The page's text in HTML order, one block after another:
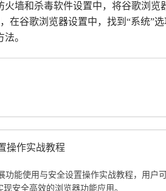
墙和杀毒软件设置中，将谷歌浏览
在谷歌浏览器设置中，找到“系统”
。
操作实战教程
功能使用与安全设置操作实战教程，用户
安全高效的浏览器功能应用。